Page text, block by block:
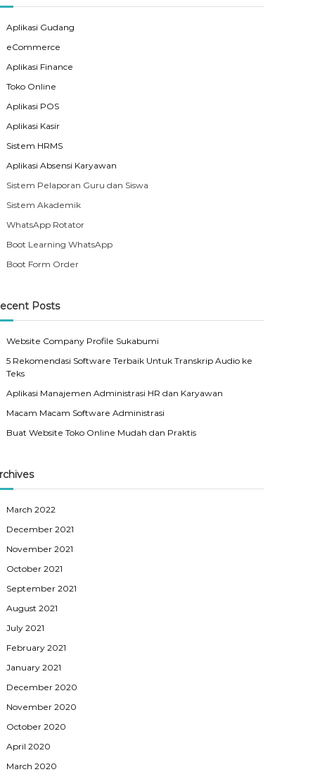
Aplikasi Gudang
eCommerce
Aplikasi Finance
Toko Online
Aplikasi POS
Aplikasi Kasir
Sistem HRMS
Aplikasi Absensi Karyawan
Sistem Pelaporan Guru dan Siswa
Sistem Akademik
WhatsApp Rotator
Boot Learning WhatsApp
Boot Form Order
Posts
Website Company Profile Sukabumi
5 Rekomendasi Software Terbaik Untuk Transkrip Audio ke
Teks
Aplikasi Manajemen Administrasi HR dan Karyawan
Macam Macam Software Administrasi
Buat Website Toko Online Mudah dan Praktis
March 2022
December 2021
November 2021
October 2021
September 2021
August 2021
July 2021
February 2021
January 2021
December 2020
November 2020
October 2020
April 2020
March 2020